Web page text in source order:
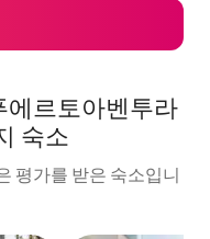
에르토아벤투라
숙소
평가를 받은 숙소입니